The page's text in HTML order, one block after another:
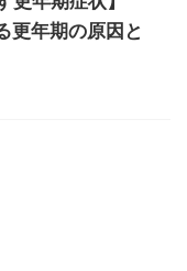
更年期の原因と